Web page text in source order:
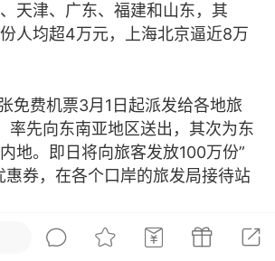
膜 微晶溶斑术
资讯
紧致小白脸！一、项
白肌（仪器）× 草本
喱（产品）这是一套
天津、广东、福建和山东，其
人均超4万元，上海北京逼近8万
免费机票3月1日起派发给各地旅
率先向东南亚地区送出，其次为东
地。即日将向旅客发放100万份”
惠券，在各个口岸的旅发局接待站
媒体报道，50万张机票由香港3家